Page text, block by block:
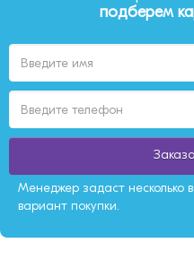
подберем
Менеджер задаст несколько
вариант покупки.